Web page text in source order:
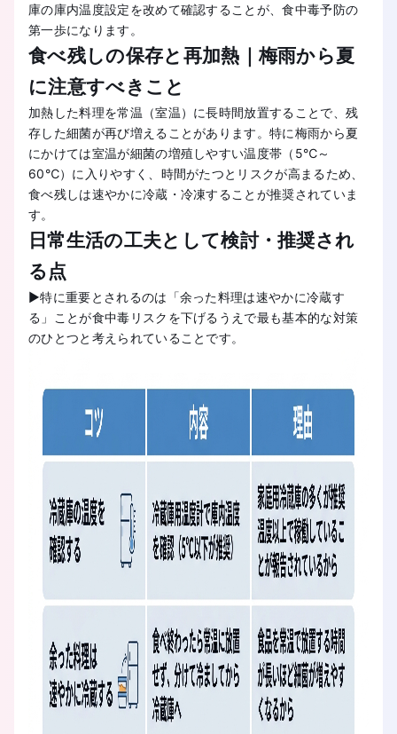
庫の庫内温度設定を改めて確認することが、食中毒予防の
第一歩になります。
食べ残しの保存と再加熱｜梅雨から夏
に注意すべきこと
加熱した料理を常温（室温）に長時間放置することで、残
存した細菌が再び増えることがあります。特に梅雨から夏
にかけては室温が細菌の増殖しやすい温度帯（5℃～
60℃）に入りやすく、時間がたつとリスクが高まるため、
食べ残しは速やかに冷蔵・冷凍することが推奨されていま
す。
日常生活の工夫として検討・推奨され
る点
▶特に重要とされるのは「余った料理は速やかに冷蔵す
る」ことが食中毒リスクを下げるうえで最も基本的な対策
のひとつと考えられていることです。